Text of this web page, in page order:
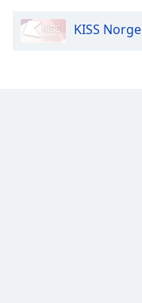
Opacity
KISS Norge